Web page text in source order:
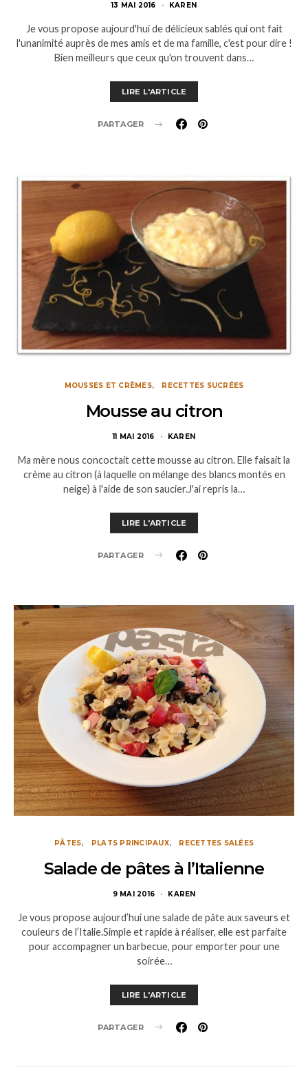
13 MAI 2016 KAREN
Je vous propose aujourd'hui de délicieux sablés qui ont fait
l'unanimité auprès de mes amis et de ma famille, c'est pour dire !
Bien meilleurs que ceux qu'on trouvent dans…
LIRE L'ARTICLE
PARTAGER
MOUSSES ET CRÈMES RECETTES SUCRÉES
Mousse au citron
11 MAI 2016 KAREN
Ma mère nous concoctait cette mousse au citron. Elle faisait la
crème au citron (à laquelle on mélange des blancs montés en
neige) à l'aide de son saucier.J'ai repris la…
LIRE L'ARTICLE
PARTAGER
PÂTES PLATS PRINCIPAUX RECETTES SALÉES
Salade de pâtes à l’Italienne
9 MAI 2016 KAREN
Je vous propose aujourd’hui une salade de pâte aux saveurs et
couleurs de l’Italie.Simple et rapide à réaliser, elle est parfaite
pour accompagner un barbecue, pour emporter pour une
soirée…
LIRE L'ARTICLE
PARTAGER